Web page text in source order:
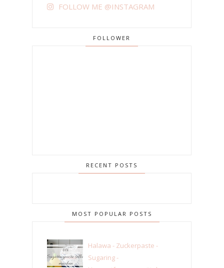
FOLLOW ME @INSTAGRAM
FOLLOWER
RECENT POSTS
MOST POPULAR POSTS
Halawa - Zuckerpaste -
Sugaring -